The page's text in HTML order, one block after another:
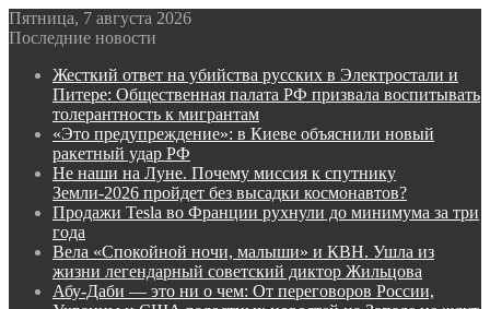
Пятница, 7 августа 2026
Последние новости
Жесткий ответ на убийства русских в Электростали и
Питере: Общественная палата РФ призвала воспитывать
толерантность к мигрантам
«Это предупреждение»: в Киеве объяснили новый
ракетный удар РФ
Не наши на Луне. Почему миссия к спутнику
Земли-2026 пройдет без высадки космонавтов?
Продажи Tesla во Франции рухнули до минимума за три
года
Вела «Спокойной ночи, малыши» и КВН. Ушла из
жизни легендарный советский диктор Жильцова
Абу-Даби — это ни о чем: От переговоров России,